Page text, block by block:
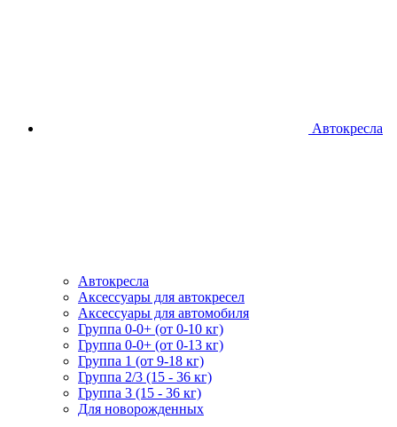
Автокресла
Автокресла
Аксессуары для автокресел
Аксессуары для автомобиля
Группа 0-0+ (от 0-10 кг)
Группа 0-0+ (от 0-13 кг)
Группа 1 (от 9-18 кг)
Группа 2/3 (15 - 36 кг)
Группа 3 (15 - 36 кг)
Для новорожденных